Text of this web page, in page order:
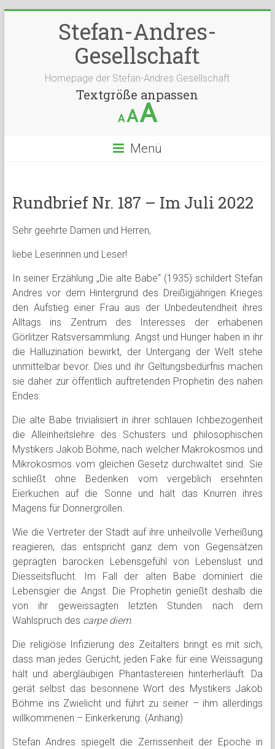
Stefan-Andres-
Gesellschaft
Homepage der Stefan-Andres Gesellschaft
Textgröße anpassen
AAA
Menü
Rundbrief Nr. 187 – Im Juli 2022
Sehr geehrte Damen und Herren,
liebe Leserinnen und Leser!
In seiner Erzählung „Die alte Babe“ (1935) schildert Stefan
Andres vor dem Hintergrund des Dreißigjährigen Krieges
den Aufstieg einer Frau aus der Unbedeutendheit ihres
Alltags ins Zentrum des Interesses der erhabenen
Görlitzer Ratsversammlung. Angst und Hunger haben in ihr
die Halluzination bewirkt, der Untergang der Welt stehe
unmittelbar bevor. Dies und ihr Geltungsbedürfnis machen
sie daher zur öffentlich auftretenden Prophetin des nahen
Endes.
Die alte Babe trivialisiert in ihrer schlauen Ichbezogenheit
die Alleinheitslehre des Schusters und philosophischen
Mystikers Jakob Böhme, nach welcher Makrokosmos und
Mikrokosmos vom gleichen Gesetz durchwaltet sind. Sie
schließt ohne Bedenken vom vergeblich ersehnten
Eierkuchen auf die Sonne und hält das Knurren ihres
Magens für Donnergrollen.
Wie die Vertreter der Stadt auf ihre unheilvolle Verheißung
reagieren, das entspricht ganz dem von Gegensätzen
geprägten barocken Lebensgefühl von Lebenslust und
Diesseitsflucht. Im Fall der alten Babe dominiert die
Lebensgier die Angst. Die Prophetin genießt deshalb die
von ihr geweissagten letzten Stunden nach dem
Wahlspruch des carpe diem.
Die religiöse Infizierung des Zeitalters bringt es mit sich,
dass man jedes Gerücht, jeden Fake für eine Weissagung
hält und abergläubigen Phantastereien hinterherläuft. Da
gerät selbst das besonnene Wort des Mystikers Jakob
Böhme ins Zwielicht und führt zu seiner – ihm allerdings
willkommenen – Einkerkerung. (Anhang)
Stefan Andres spiegelt die Zerrissenheit der Epoche in